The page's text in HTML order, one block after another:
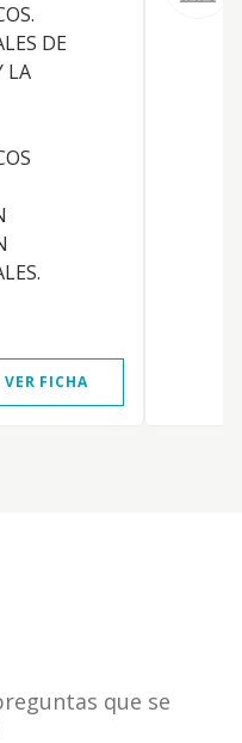
DE
LA
VER FICHA
que se